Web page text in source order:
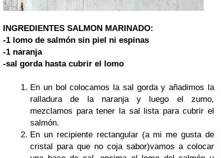
INGREDIENTES SALMON MARINADO:
-1 lomo de salmón sin piel ni espinas
-1 naranja
-sal gorda hasta cubrir el lomo
En un bol colocamos la sal gorda y añadimos la
ralladura de la naranja y luego el zumo,
mezclamos para tener la sal lista para cubrir el
salmón.
En un recipiente rectangular (a mi me gusta de
cristal para que no coja sabor)vamos a colocar